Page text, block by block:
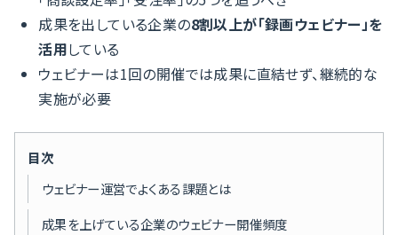
成果を出している企業の8割以上が「録画ウェビナー」を
活用している
ウェビナーは1回の開催では成果に直結せず、継続的な
実施が必要
目次
ウェビナー運営でよくある課題とは
成果を上げている企業のウェビナー開催頻度